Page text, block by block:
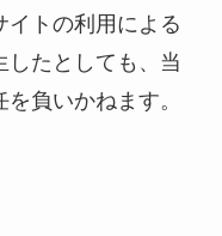
イトの利用による
したとしても、当
負いかねます。